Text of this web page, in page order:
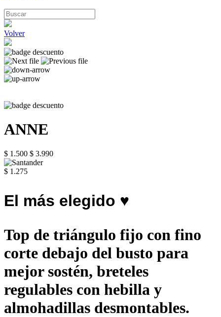
Volver
ANNE
$ 1.500 $ 3.990
$ 1.275
El más elegido ♥
Top de triángulo fijo con fino
corte debajo del busto para
mejor sostén, breteles
regulables con hebilla y
almohadillas desmontables.